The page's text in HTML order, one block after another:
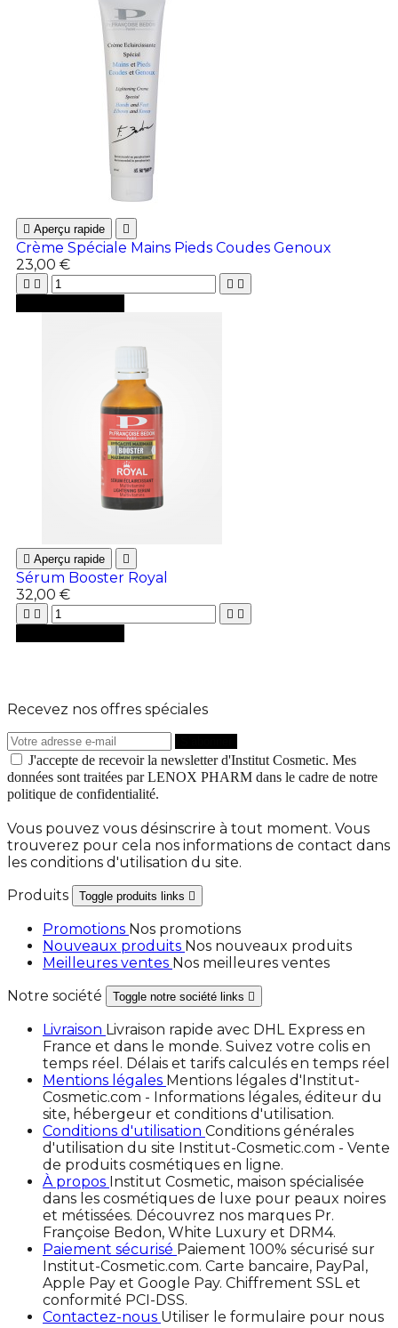
 Aperçu rapide 
Crème Spéciale Mains Pieds Coudes Genoux
23,00 €
   
 Aperçu rapide 
Sérum Booster Royal
32,00 €
   
Recevez nos offres spéciales
J'accepte de recevoir la newsletter d'Institut Cosmetic. Mes
données sont traitées par LENOX PHARM dans le cadre de notre
politique de confidentialité.
Vous pouvez vous désinscrire à tout moment. Vous
trouverez pour cela nos informations de contact dans
les conditions d'utilisation du site.
Produits
Toggle produits links 
Promotions Nos promotions
Nouveaux produits Nos nouveaux produits
Meilleures ventes Nos meilleures ventes
Notre société
Toggle notre société links 
Livraison Livraison rapide avec DHL Express en
France et dans le monde. Suivez votre colis en
temps réel. Délais et tarifs calculés en temps réel
Mentions légales Mentions légales d'Institut-
Cosmetic.com - Informations légales, éditeur du
site, hébergeur et conditions d'utilisation.
Conditions d'utilisation Conditions générales
d'utilisation du site Institut-Cosmetic.com - Vente
de produits cosmétiques en ligne.
À propos Institut Cosmetic, maison spécialisée
dans les cosmétiques de luxe pour peaux noires
et métissées. Découvrez nos marques Pr.
Françoise Bedon, White Luxury et DRM4.
Paiement sécurisé Paiement 100% sécurisé sur
Institut-Cosmetic.com. Carte bancaire, PayPal,
Apple Pay et Google Pay. Chiffrement SSL et
conformité PCI-DSS.
Contactez-nous Utiliser le formulaire pour nous